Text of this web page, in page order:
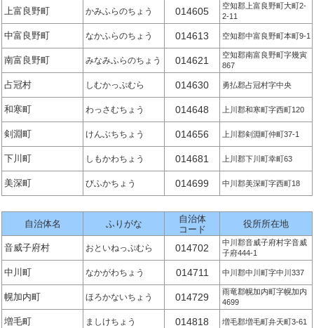
上富良野町 かみふらのちょう 014605
空知郡上富良野町大町2-
2-11
中富良野町 なかふらのちょう 014613 空知郡中富良野町本町9-1
南富良野町 みなみふらのちょう 014621
空知郡南富良野町字幾寅
867
占冠村 しむかっぷむら 014630 勇払郡占冠村字中央
和寒町 わっさむちょう 014648 上川郡和寒町字西町120
剣淵町 けんぶちちょう 014656 上川郡剣淵町仲町37-1
下川町 しもかわちょう 014681 上川郡下川町幸町63
美深町 びふかちょう 014699 中川郡美深町字西町18
自治体名 ふりがな
自治体
コード
役所所在地
音威子府村 おといねっぷむら 014702
中川郡音威子府村字音威
子府444-1
中川町 なかがわちょう 014711 中川郡中川町字中川337
幌加内町 ほろかないちょう 014729
雨竜郡幌加内町字幌加内
4699
増毛町 ましけちょう 014818 増毛郡増毛町弁天町3-61